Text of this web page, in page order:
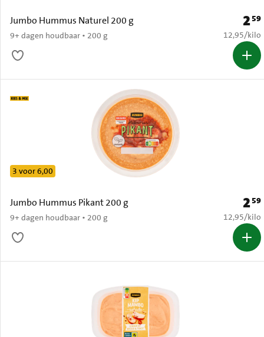
Jumbo Hummus Naturel 200 g
9+ dagen houdbaar • 200 g
259
€ 12,95
12,95/kilo
Jumbo Hummus Pikant 200 g
9+ dagen houdbaar • 200 g
3 voor 6,00
259
€ 12,95
12,95/kilo